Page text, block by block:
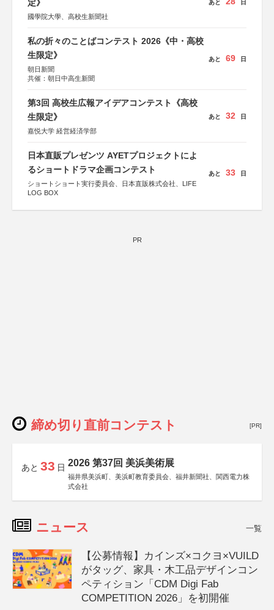
定》
國學院大學、高校生新聞社
あと 日
私の折々のことばコンテスト 2026《中・高校
生限定》
朝日新聞
共催：朝日中高生新聞
あと 69 日
第3回 高校生広報アイデアコンテスト《高校
生限定》
嘉悦大学 経営経済学部
あと 32 日
日本直販プレゼンツ AYETプロジェクトによ
るショートドラマ企画コンテスト
ショートショート実行委員会、日本直販株式会社、LIFE
LOG BOX
あと 33 日
PR
締め切り直前コンテスト [PR]
あと 33 日 2026 第37回 美浜美術展
福井県美浜町、美浜町教育委員会、福井新聞社、関西電力株
式会社
ニュース 一覧
【公募情報】カインズ×コクヨ×VUILD
がタッグ、家具・木工品デザインコン
ペティション「CDM Digi Fab
COMPETITION 2026」を初開催